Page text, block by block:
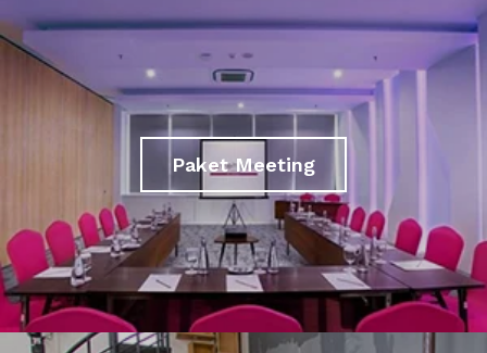
Paket Meeting